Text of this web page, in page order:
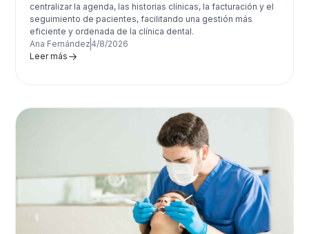
centralizar la agenda, las historias clínicas, la facturación y el
seguimiento de pacientes, facilitando una gestión más
eficiente y ordenada de la clínica dental.
Ana Fernández 4/8/2026
Leer más